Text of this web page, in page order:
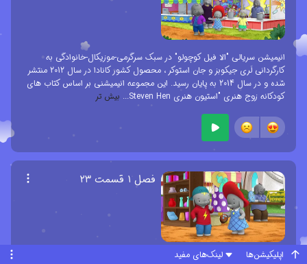
انیمیشن سریالی "الا فیل کوچولو" در سبک سرگرمی-موزیکال-خانوادگی به
کارگردانی لَری جیکوبز و جان استوکر ، محصول کشور کانادا در سال 2012 منتشر
شده و در سال 2014 به پایان رسید. این مجموعه انیمیشنی بر اساس کتاب های
کودکانه زوج هنری "استیون هنری Steven Hen
... بیش تر
فصل ۱ قسمت ۲۳
انیمیشن سریالی "الا فیل کوچولو" در سبک سرگرمی-موزیکال-خانوادگی به
اپلیکیشن‌ها لینک‌های مفید